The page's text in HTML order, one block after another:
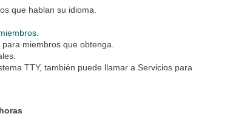
que hablan su idioma.
miembros que obtenga.
TTY, también puede llamar a Servicios para